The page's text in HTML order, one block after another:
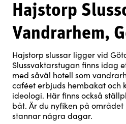
Hajstorp
Vandrarhem,
Hajstorp slussar ligger vid
Slussvaktarstugan finns idag
med såväl hotell som
caféet erbjuds hembakat och
ideologi. Här finns också
båt. Är du nyfiken på området
stannar några dagar.